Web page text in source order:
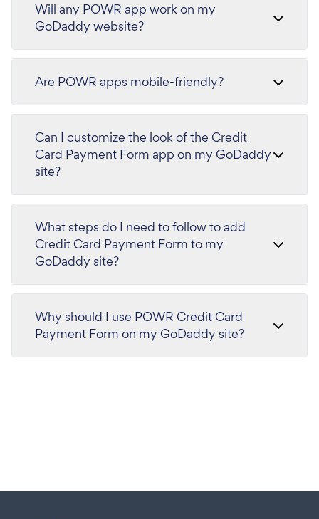
Will any POWR app work on my
GoDaddy website?
Are POWR apps mobile-friendly?
Can I customize the look of the Credit
Card Payment Form app on my GoDaddy
site?
What steps do I need to follow to add
Credit Card Payment Form to my
GoDaddy site?
Why should I use POWR Credit Card
Payment Form on my GoDaddy site?